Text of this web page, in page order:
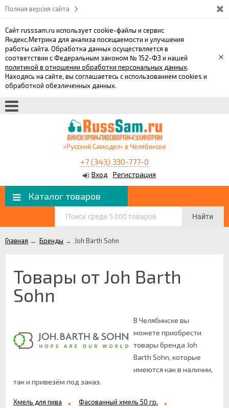
Полная версия сайта
Сайт russsam.ru использует cookie-файлы и сервис
Яндекс.Метрика для анализа посещаемости и улучшения
работы сайта. Обработка данных осуществляется в
соответствии с Федеральным законом № 152-ФЗ и нашей
политикой в отношении обработки персональных данных.
Находясь на сайте, вы соглашаетесь с использованием cookies и
обработкой обезличенных данных.
×
«Русский Самодел» в Челябинске
+7 (343) 330-777-0
Вход Регистрация
Каталог товаров
Найти
Главная → Бренды → Joh Barth Sohn
Товары от Joh Barth
Sohn
В Челябинске вы
можете приобрести
товары бренда Joh
Barth Sohn, которые
имеются как в наличии,
так и привезём под заказ.
Хмель для пива
Фасованный хмель 50 гр.